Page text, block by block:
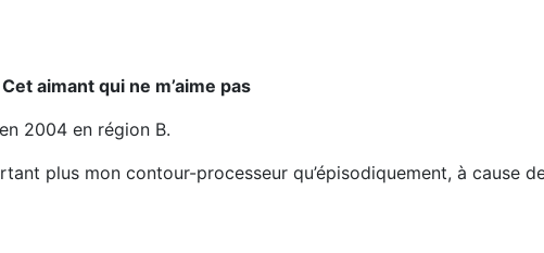
Cet aimant qui ne m’aime pas
2004 en région B.
plus mon contour-processeur qu’épisodiquement, à cause